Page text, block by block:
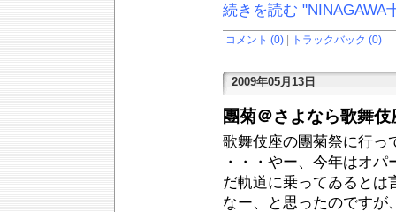
続きを読む "NINAGAWA
コメント (0) トラックバック (0)
2009年05月13日
團菊＠さよなら歌舞伎
歌舞伎座の團菊祭に行っ
・・・やー、今年はオ
だ軌道に乗ってゐるとは
なー、と思ったのですが